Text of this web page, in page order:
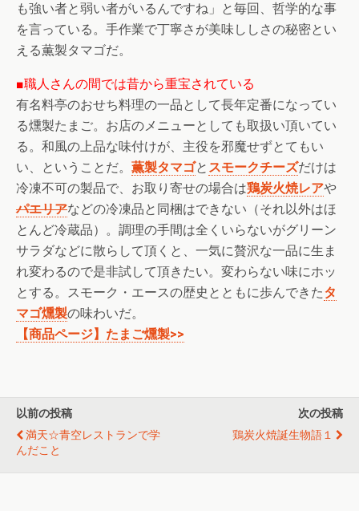
も強い者と弱い者がいるんですね」と毎回、哲学的な事
を言っている。手作業で丁寧さが美味ししさの秘密とい
える薫製タマゴだ。
■職人さんの間では昔から重宝されている
有名料亭のおせち料理の一品として長年定番になってい
る燻製たまご。お店のメニューとしても取扱い頂いてい
る。和風の上品な味付けが、主役を邪魔せずとてもい
い、ということだ。 薫製タマゴと スモークチーズだけは
冷凍不可の製品で、お取り寄せの場合は鶏炭火焼レアや
パエリアなどの冷凍品と同梱はできない（それ以外はほ
とんど冷蔵品）。調理の手間は全くいらないがグリーン
サラダなどに散らして頂くと、一気に贅沢な一品に生ま
れ変わるので是非試して頂きたい。変わらない味にホッ
とする。スモーク・エースの歴史とともに歩んできたタ
マゴ燻製の味わいだ。
【商品ページ】たまご燻製>>
以前の投稿
満天☆青空レストランで学
んだこと
次の投稿
鶏炭火焼誕生物語１